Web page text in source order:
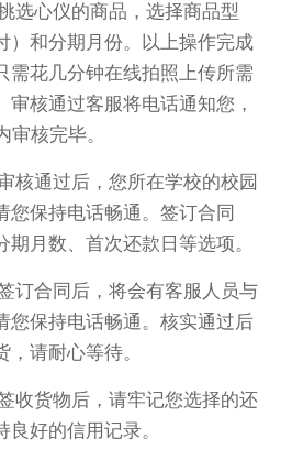
选心仪的商品，选择商品型
）和分期月份。以上操作完成
需花几分钟在线拍照上传所需
核通过客服将电话通知您，
核完毕。
核通过后，您所在学校的校园
您保持电话畅通。签订合同
月数、首次还款日等选项。
订合同后，将会有客服人员与
您保持电话畅通。核实通过后
请耐心等待。
收货物后，请牢记您选择的还
好的信用记录。